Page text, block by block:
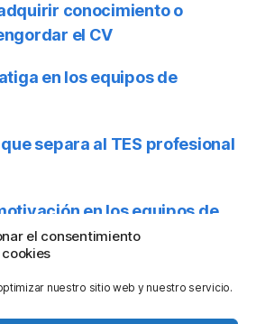
el consentimiento
nuestro sitio web y nuestro servicio.
conocimiento o
el CV
en los equipos de
separa al TES profesional
en los equipos de
SEM